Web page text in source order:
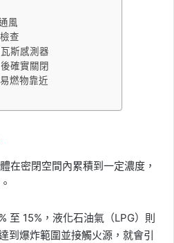
風
查
斯感測器
確實關閉
燃物靠近
在密閉空間內累積到一定濃度，
至 15%，液化石油氣（LPG）則
到爆炸範圍並接觸火源，就會引